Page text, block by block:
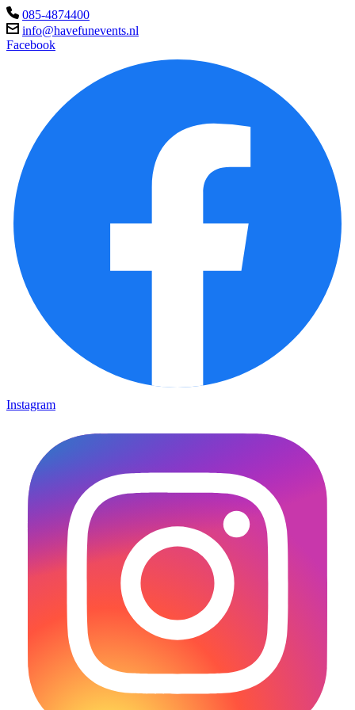
085-4874400
info@havefunevents.nl
Facebook
Instagram